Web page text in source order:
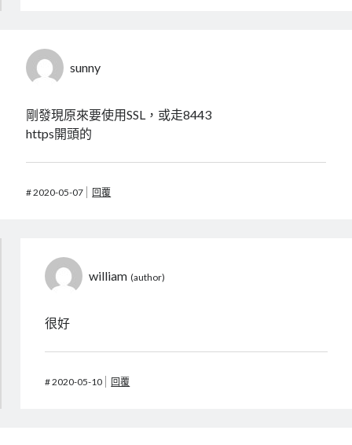
sunny
剛發現原來要使用SSL，或走8443
https開頭的
#2020-05-07 回覆
william
很好
#2020-05-10 回覆